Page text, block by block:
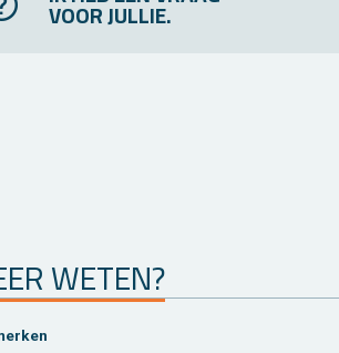
VOOR JULLIE.
WETEN?